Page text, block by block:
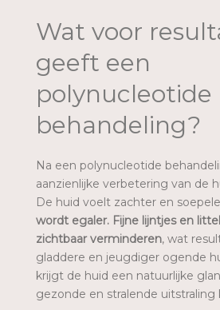
Wat voor
geeft een
polynucleotide
behandeling?
Na een polynucleotide
aanzienlijke verbetering van de
De huid voelt zachter en
wordt egaler. Fijne lijntjes en
zichtbaar verminderen, wat
gladdere en jeugdiger ogende
krijgt de huid een natuurlijke
gezonde en stralende uitstraling